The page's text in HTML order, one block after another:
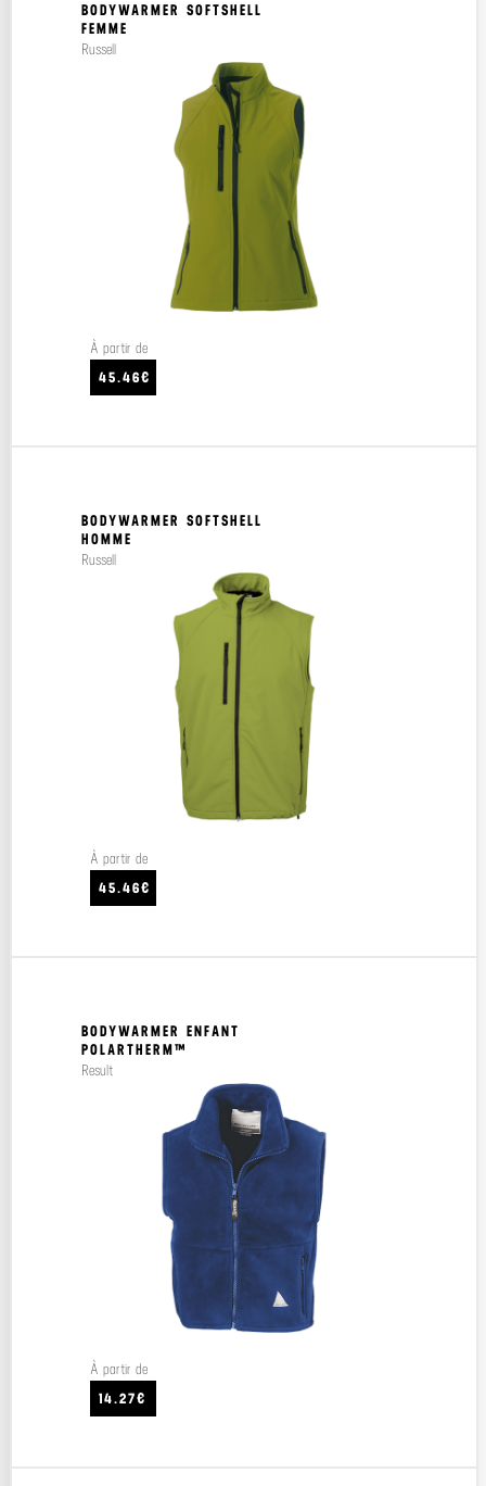
BODYWARMER SOFTSHELL
FEMME
Russell
À partir de
45.46€
BODYWARMER SOFTSHELL
HOMME
Russell
À partir de
45.46€
BODYWARMER ENFANT
POLARTHERM™
Result
À partir de
14.27€